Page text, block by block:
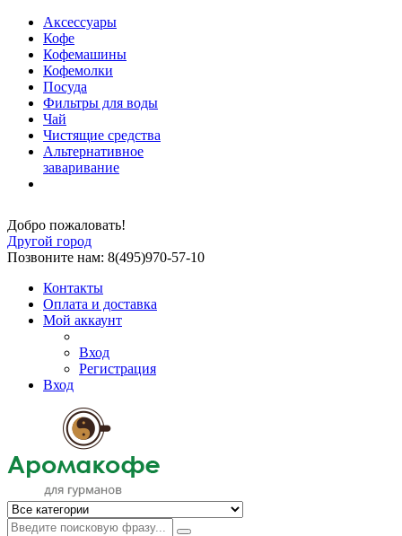
Аксессуары
Кофе
Кофемашины
Кофемолки
Посуда
Фильтры для воды
Чай
Чистящие средства
Альтернативное
заваривание
Добро пожаловать!
Другой город
Позвоните нам: 8(495)970-57-10
Контакты
Оплата и доставка
Мой аккаунт
Вход
Регистрация
Вход